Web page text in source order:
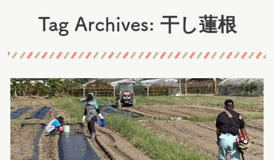
ン
へ
ス
キ
ッ
プ
Tag Archives: 干し蓮根